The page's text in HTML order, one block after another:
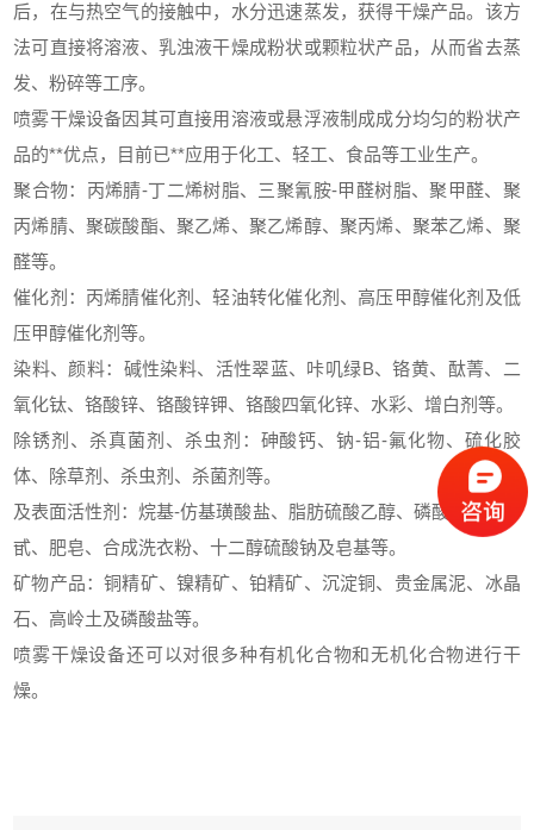
后，在与热空气的接触中，水分迅速蒸发，获得干燥产品。该方
法可直接将溶液、乳浊液干燥成粉状或颗粒状产品，从而省去蒸
发、粉碎等工序。
喷雾干燥设备因其可直接用溶液或悬浮液制成成分均匀的粉状产
品的**优点，目前已**应用于化工、轻工、食品等工业生产。
聚合物：丙烯腈-丁二烯树脂、三聚氰胺-甲醛树脂、聚甲醛、聚
丙烯腈、聚碳酸酯、聚乙烯、聚乙烯醇、聚丙烯、聚苯乙烯、聚
醛等。
催化剂：丙烯腈催化剂、轻油转化催化剂、高压甲醇催化剂及低
压甲醇催化剂等。
染料、颜料：碱性染料、活性翠蓝、咔叽绿B、铬黄、酞菁、二
氧化钛、铬酸锌、铬酸锌钾、铬酸四氧化锌、水彩、增白剂等。
除锈剂、杀真菌剂、杀虫剂：砷酸钙、钠-铝-氟化物、硫化胶
体、除草剂、杀虫剂、杀菌剂等。
及表面活性剂：烷基-仿基璜酸盐、脂肪硫酸乙醇、磷酸酯、皂草
甙、肥皂、合成洗衣粉、十二醇硫酸钠及皂基等。
矿物产品：铜精矿、镍精矿、铂精矿、沉淀铜、贵金属泥、冰晶
石、高岭土及磷酸盐等。
喷雾干燥设备还可以对很多种有机化合物和无机化合物进行干
燥。